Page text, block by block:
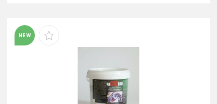
NEW